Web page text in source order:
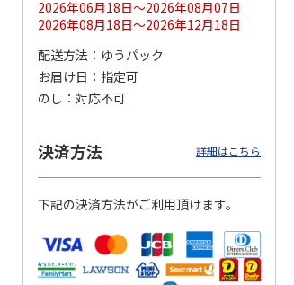
合連続出塁記念 シ
ル…
17,000円
(送料・税込)
4月投手…
2026年06月18日～2026年08月07日
2026年08月18日～2026年12月18日
配送方法
ゆうパック
お届け日
指定可
のし
対応不可
決済方法 詳細はこちら
下記の決済方法がご利用頂けます。